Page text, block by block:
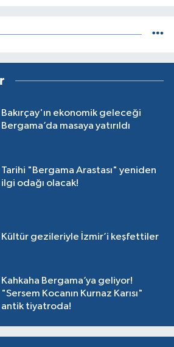
Bakırçay'ın ekonomik geleceği
Bergama’da masaya yatırıldı
Tarihi "Bergama Arastası" yeniden
ilgi odağı olacak!
Kültür gezileriyle İzmir’i keşfettiler
Kahkaha Bergama’ya geliyor!
"Sersem Kocanın Kurnaz Karısı"
antik tiyatroda!